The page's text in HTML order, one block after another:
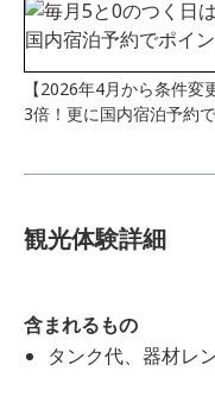
【2026年4月から条件
3倍！更に国内宿泊予約
観光体験詳細
含まれるもの
タンク代、器材レ